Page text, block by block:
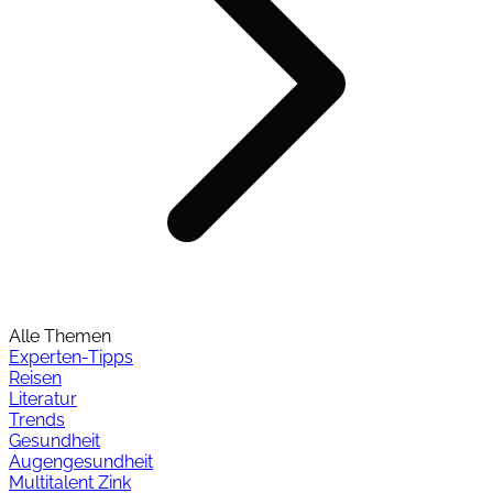
Alle Themen
Experten-Tipps
Reisen
Literatur
Trends
Gesundheit
Augengesundheit
Multitalent Zink